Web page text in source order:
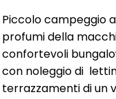
Piccolo campeggio
profumi della
confortevoli
con noleggio di
terrazzamenti di un